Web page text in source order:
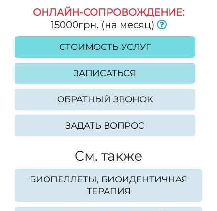
ОНЛАЙН-СОПРОВОЖДЕНИЕ:
15000грн. (на месяц)
СТОИМОСТЬ УСЛУГ
ЗАПИСАТЬСЯ
ОБРАТНЫЙ ЗВОНОК
ЗАДАТЬ ВОПРОС
Cм. также
БИОПЕЛЛЕТЫ, БИОИДЕНТИЧНАЯ
ТЕРАПИЯ